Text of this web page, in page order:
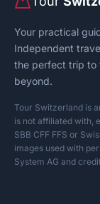
Your practical
Independent
the perfect trip to
beyond.
Tour Switzerland is
is not affiliated with,
SBB CFF FFS or
images used with
System AG and